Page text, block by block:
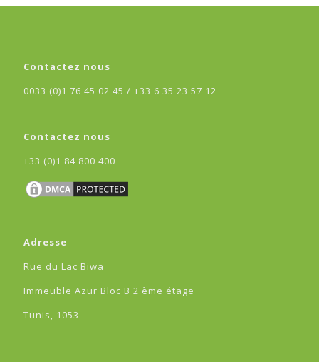
Contactez nous
0033 (0)1 76 45 02 45 / +33 6 35 23 57 12
Contactez nous
+33 (0)1 84 800 400
Adresse
Rue du Lac Biwa
Immeuble Azur Bloc B 2 ème étage
Tunis, 1053